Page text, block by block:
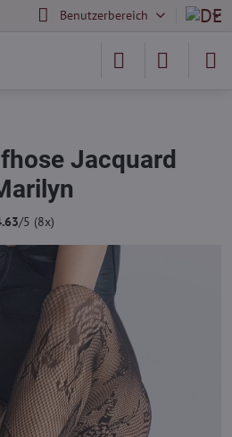
Benutzerbereich
Jacquard
/5 (8x)